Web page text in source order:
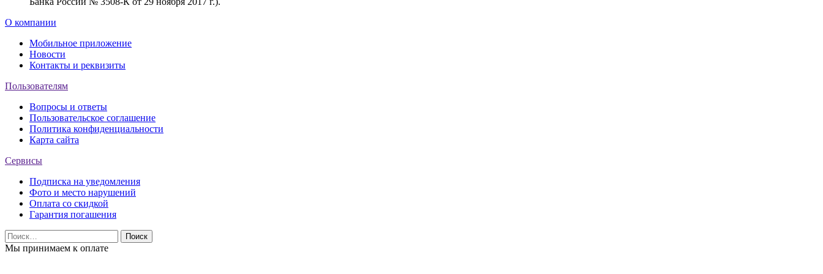
О компании
Мобильное приложение
Новости
Контакты и реквизиты
Пользователям
Вопросы и ответы
Пользовательское соглашение
Политика конфиденциальности
Карта сайта
Сервисы
Подписка на уведомления
Фото и место нарушений
Оплата со скидкой
Гарантия погашения
Найти:
Мы принимаем к оплате